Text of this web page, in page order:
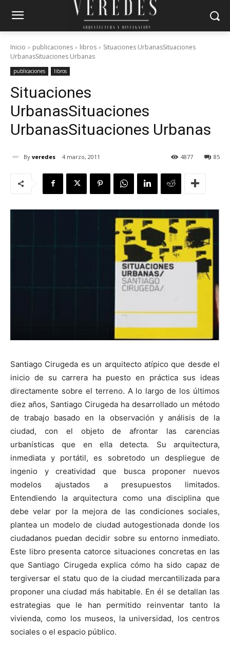
Inicio publicaciones libros
Situaciones UrbanasSituaciones
UrbanasSituaciones Urbanas
publicaciones libros
Situaciones
UrbanasSituaciones
UrbanasSituaciones Urbanas
By veredes 4 marzo, 2011 85
4877
Santiago Cirugeda es un arquitecto atípico que desde el
inicio de su carrera ha puesto en práctica sus ideas
directamente sobre el terreno. A lo largo de los últimos
diez años, Santiago Cirugeda ha desarrollado un método
de trabajo basado en la observación y análisis de la
ciudad, con el objeto de afrontar las carencias
urbanísticas que en ella detecta. Su arquitectura,
inmediata y portátil, es sobretodo un despliegue de
ingenio y creatividad que busca proponer nuevos
modelos ajustados a presupuestos limitados.
Entendiendo la arquitectura como una disciplina que
debe velar por la mejora de las condiciones sociales,
plantea un modelo de ciudad autogestionada donde los
ciudadanos puedan decidir sobre su entorno inmediato.
Este libro presenta catorce situaciones concretas en las
que Santiago Cirugeda explica cómo ha sido capaz de
tergiversar el statu quo de la ciudad mercantilizada para
proponer una ciudad más habitable. En él se detallan las
estrategias que le han permitido reinventar tanto la
vivienda, como los museos, la universidad, los centros
sociales o el espacio público.